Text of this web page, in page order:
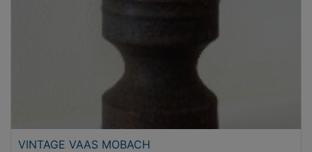
VINTAGE VAAS MOBACH